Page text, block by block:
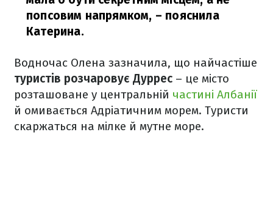
попсовим напрямком, – пояснила
Катерина.
Водночас Олена зазначила, що найчастіше
туристів розчаровує Дуррес – це місто
розташоване у центральній частині Албанії
й омивається Адріатичним морем. Туристи
скаржаться на мілке й мутне море.